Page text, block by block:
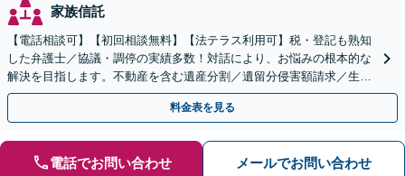
家族信託
【電話相談可】【初回相談無料】【法テラス利用可】税・登記も熟知
した弁護士／協議・調停の実績多数！対話により、お悩みの根本的な
解決を目指します。不動産を含む遺産分割／遺留分侵害額請求／生前
対策を全面的にサポート【完全個室】【大宮駅3分】
料金表を見る
電話でお問い合わせ メールでお問い合わせ